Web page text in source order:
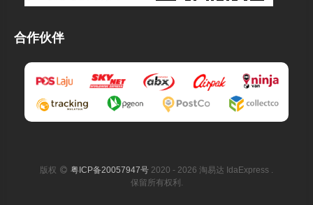
合作伙伴
版权 粤ICP备20057947号 2020 - 2026 淘易达 IdaExpress .
保留所有权利.